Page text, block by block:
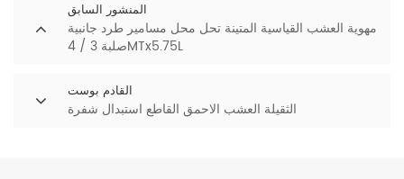
المنشور السابق
مهوية العشب القياسية المتينة تحل محل مسامير طرد جانبية
صلبة 3 / 4MTx5.75L
القادم بوست
الثقيلة العشب الاحمق القاطع استبدال شفرة